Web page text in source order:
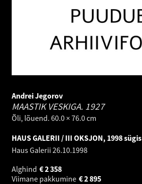
Andrei Jegorov
MAASTIK VESKIGA. 1927
Õli, lõuend. 60.0 × 76.0 cm
HAUS GALERII / III OKSJON, 1998 sügis
Haus Galerii 26.10.1998
Alghind
2 358
€
Viimane pakkumine
2 895
€